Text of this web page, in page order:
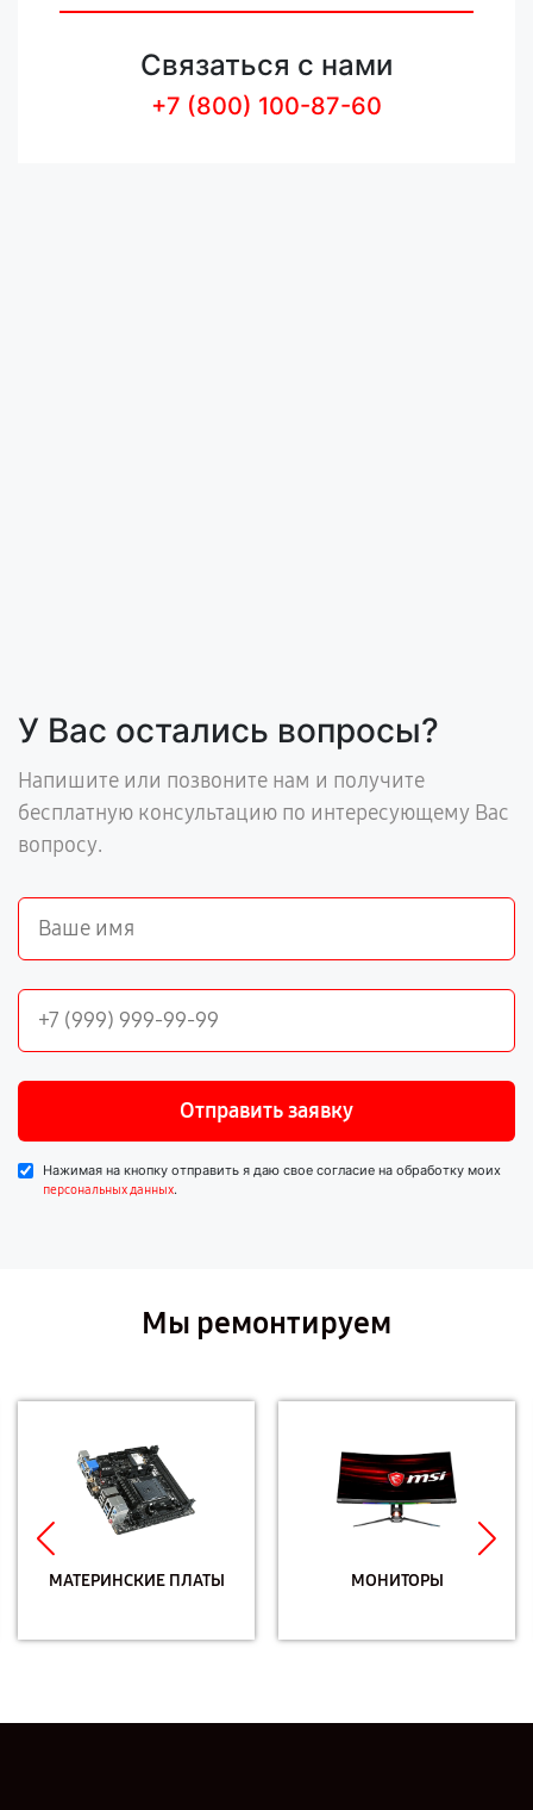
Связаться с нами
+7 (800) 100-87-60
У Вас остались вопросы?
Напишите или позвоните нам и получите
бесплатную консультацию по интересующему Вас
вопросу.
Отправить заявку
Нажимая на кнопку отправить я даю свое согласие на обработку моих
персональных данных.
Мы ремонтируем
МАТЕРИНСКИЕ ПЛАТЫ МОНИТОРЫ